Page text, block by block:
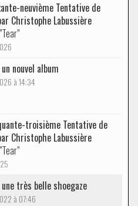
neuvième Tentative de
Christophe Labussière
"Tear"
un nouvel album
à 14:34
troisième Tentative de
Christophe Labussière
"Tear"
une très belle shoegaze
à 07:46